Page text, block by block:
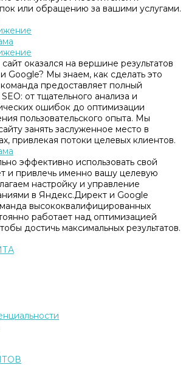
или обращению за вашими услугами.
оказался на вершине результатов
Google? Мы знаем, как сделать это
предоставляет полный
от тщательного анализа и
ошибок до оптимизации
пользовательского опыта. Мы
занять заслуженное место в
привлекая потоки целевых клиентов.
эффективно использовать свой
и привлечь именно вашу целевую
настройку и управление
в Яндекс.Директ и Google
высококвалифицированных
работает над оптимизацией
достичь максимальных результатов.